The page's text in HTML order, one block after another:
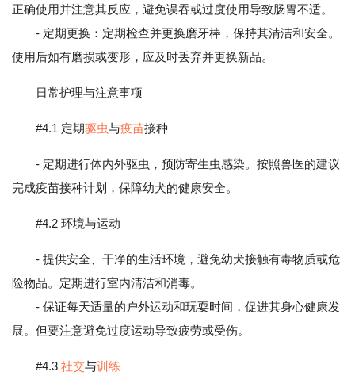
正确使用并注意其反应，避免误吞或过度使用导致肠胃不适。
- 定期更换：定期检查并更换磨牙棒，保持其清洁和安全。
使用后如有磨损或变形，应及时丢弃并更换新品。
日常护理与注意事项
#4.1 定期驱虫与疫苗接种
- 定期进行体内外驱虫，预防寄生虫感染。按照兽医的建议
完成疫苗接种计划，保障幼犬的健康安全。
#4.2 环境与运动
- 提供安全、干净的生活环境，避免幼犬接触有毒物质或危
险物品。定期进行室内清洁和消毒。
- 保证每天适量的户外运动和玩耍时间，促进其身心健康发
展。但要注意避免过度运动导致疲劳或受伤。
#4.3 社交与训练